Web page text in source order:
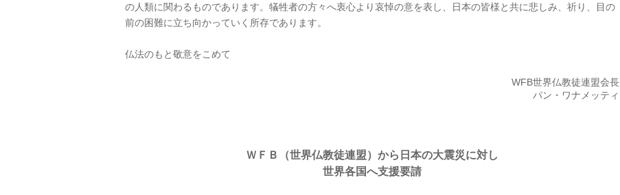
の人類に関わるものであります。犠牲者の方々へ衷心より哀悼の意を表し、日本の皆様と共に悲しみ、祈り、目の
前の困難に立ち向かっていく所存であります。
仏法のもと敬意をこめて
WFB世界仏教徒連盟会長
パン・ワナメッティ
ＷＦＢ（世界仏教徒連盟）から日本の大震災に対し
世界各国へ支援要請